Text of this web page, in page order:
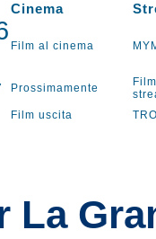
Cinema
Film al cinema
Prossimamente
Film uscita
La